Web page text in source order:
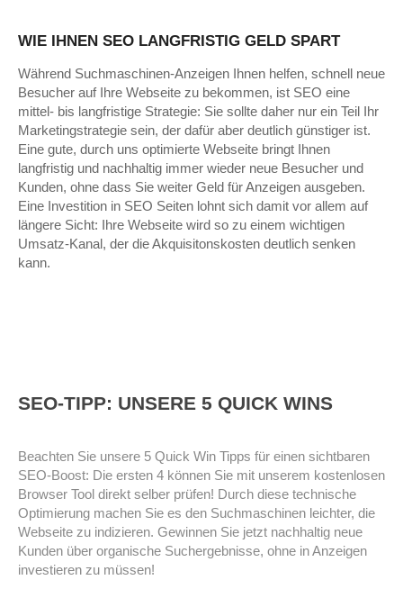
WIE IHNEN SEO LANGFRISTIG GELD SPART
Während Suchmaschinen-Anzeigen Ihnen helfen, schnell neue
Besucher auf Ihre Webseite zu bekommen, ist SEO eine
mittel- bis langfristige Strategie: Sie sollte daher nur ein Teil Ihr
Marketingstrategie sein, der dafür aber deutlich günstiger ist.
Eine gute, durch uns optimierte Webseite bringt Ihnen
langfristig und nachhaltig immer wieder neue Besucher und
Kunden, ohne dass Sie weiter Geld für Anzeigen ausgeben.
Eine Investition in SEO Seiten lohnt sich damit vor allem auf
längere Sicht: Ihre Webseite wird so zu einem wichtigen
Umsatz-Kanal, der die Akquisitonskosten deutlich senken
kann.
SEO-TIPP: UNSERE 5 QUICK WINS
Beachten Sie unsere 5 Quick Win Tipps für einen sichtbaren
SEO-Boost: Die ersten 4 können Sie mit unserem kostenlosen
Browser Tool direkt selber prüfen! Durch diese technische
Optimierung machen Sie es den Suchmaschinen leichter, die
Webseite zu indizieren. Gewinnen Sie jetzt nachhaltig neue
Kunden über organische Suchergebnisse, ohne in Anzeigen
investieren zu müssen!